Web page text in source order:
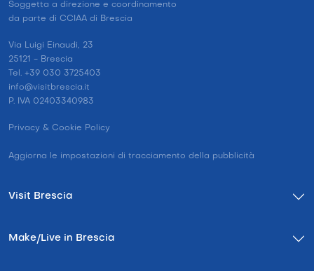
Soggetta a direzione e coordinamento
da parte di CCIAA di Brescia
Via Luigi Einaudi, 23
25121 - Brescia
Tel. +39 030 3725403
info@visitbrescia.it
P. IVA 02403340983
Privacy & Cookie Policy
Aggiorna le impostazioni di tracciamento della pubblicità
Visit Brescia
Make/Live in Brescia